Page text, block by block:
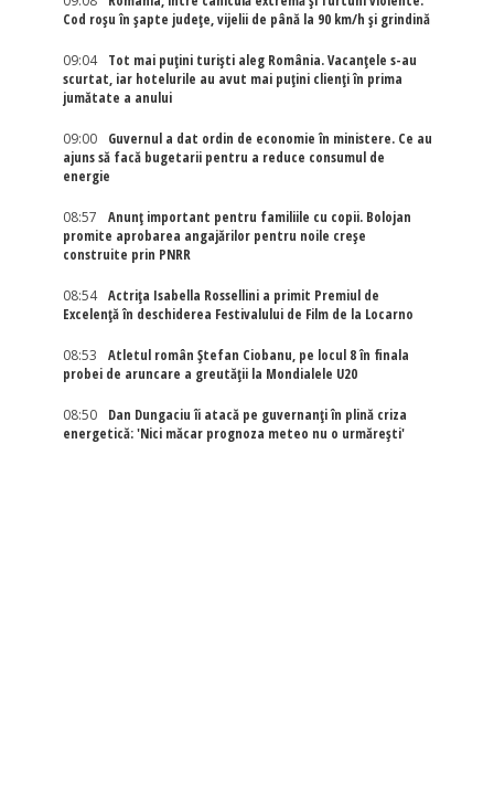
Cod roșu în șapte județe, vijelii de până la 90 km/h și grindină
09:04
Tot mai puțini turiști aleg România. Vacanțele s-au
scurtat, iar hotelurile au avut mai puțini clienți în prima
jumătate a anului
09:00
Guvernul a dat ordin de economie în ministere. Ce au
ajuns să facă bugetarii pentru a reduce consumul de
energie
08:57
Anunț important pentru familiile cu copii. Bolojan
promite aprobarea angajărilor pentru noile creșe
construite prin PNRR
08:54
Actriţa Isabella Rossellini a primit Premiul de
Excelenţă în deschiderea Festivalului de Film de la Locarno
08:53
Atletul român Ștefan Ciobanu, pe locul 8 în finala
probei de aruncare a greutății la Mondialele U20
08:50
Dan Dungaciu îi atacă pe guvernanți în plină criza
energetică: 'Nici măcar prognoza meteo nu o urmărești'